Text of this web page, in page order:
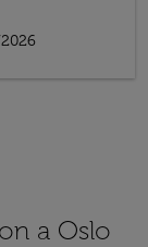
a Oslo